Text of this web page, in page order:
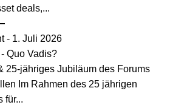
deals,...
- 1. Juli 2026
Quo Vadis?
25-jähriges Jubiläum des Forums
Im Rahmen des 25 jährigen
für...